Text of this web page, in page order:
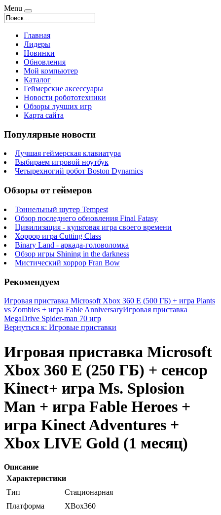
Menu
Главная
Лидеры
Новинки
Обновления
Мой компьютер
Каталог
Геймерские аксессуары
Новости робототехники
Обзоры лучших игр
Карта сайта
Популярные новости
Лучшая геймерская клавиатура
Выбираем игровой ноутбук
Четырехногий робот Boston Dynamics
Обзоры от геймеров
Тоннельный шутер Tempest
Обзор последнего обновления Final Fatasy
Цивилизация - культовая игра своего времени
Хоррор игра Cutting Class
Binary Land - аркада-головоломка
Обзор игры Shining in the darkness
Мистический хоррор Fran Bow
Рекомендуем
Игровая приставка Microsoft Xbox 360 E (500 ГБ) + игра Plants
vs Zombies + игра Fable AnniversaryИгровая приставка
MegaDrive Spider-man 70 игр
Вернуться к: Игровые приставки
Игровая приставка Microsoft
Xbox 360 E (250 ГБ) + сенсор
Kinect+ игра Ms. Splosion
Man + игра Fable Heroes +
игра Kinect Adventures +
Xbox LIVE Gold (1 месяц)
Описание
Характеристики
Тип
Стационарная
Платформа
XBox360